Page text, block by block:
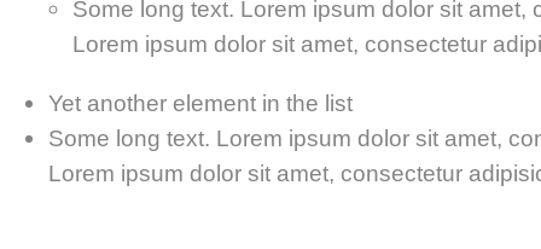
Some long text. Lorem ipsum dolor sit amet,
Lorem ipsum dolor sit amet, consectetur
Yet another element in the list
Some long text. Lorem ipsum dolor sit amet,
Lorem ipsum dolor sit amet, consectetur